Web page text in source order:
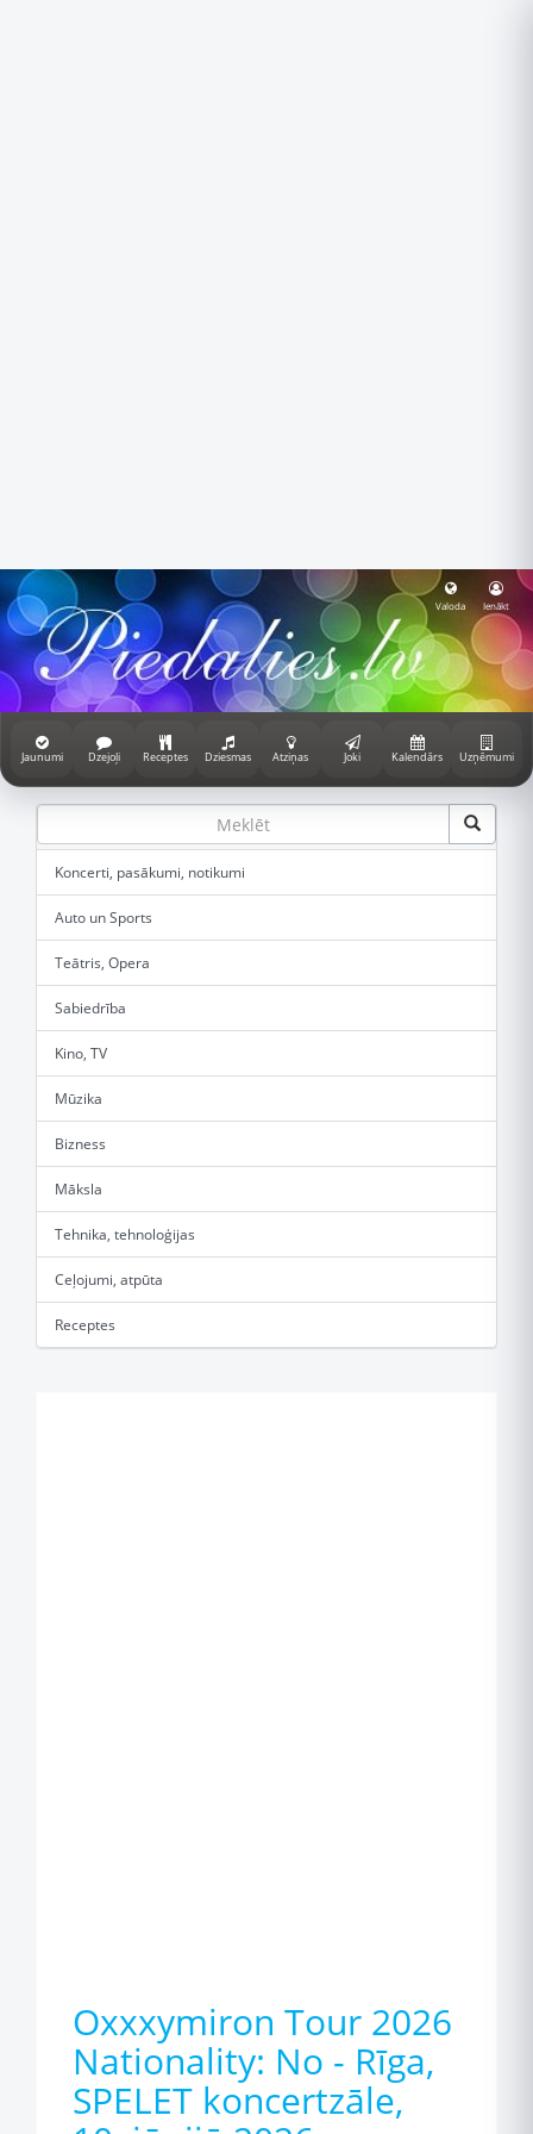
Valoda Ienākt
Jaunumi Dzejoļi Receptes Dziesmas Atziņas Joki Kalendārs Uzņēmumi
Koncerti, pasākumi, notikumi
Auto un Sports
Teātris, Opera
Sabiedrība
Kino, TV
Mūzika
Bizness
Māksla
Tehnika, tehnoloģijas
Ceļojumi, atpūta
Receptes
Oxxxymiron Tour 2026
Nationality: No - Rīga,
SPELET koncertzāle,